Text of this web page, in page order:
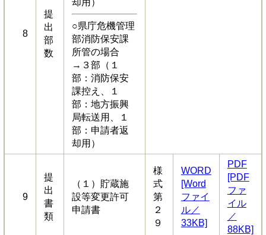
8
提
出
部
数
○県庁危機管理
部消防保安課
所管の場合
→３部（１
部：消防保安
課控え、１
部：地方振興
局転送用、１
部：申請者返
却用）
9
提
出
書
類
（１）貯蔵施
設等変更許可
申請書
様
式
第
２
９
WORD
[Word
ファイ
ル／
33KB]
PDF
[PDF
ファ
イル
／
88KB]